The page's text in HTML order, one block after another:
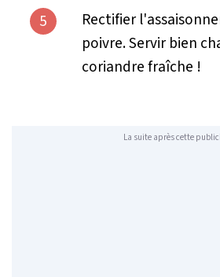
5
Rectifier
poivre. Servir bien
coriandre fraîche !
La suite après cette